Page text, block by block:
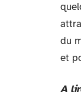
du
et
A